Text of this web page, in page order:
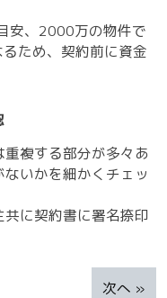
安、2000万の物件で
ため、契約前に資金
複する部分が多々あ
いかを細かくチェッ
に契約書に署名捺印
次へ »